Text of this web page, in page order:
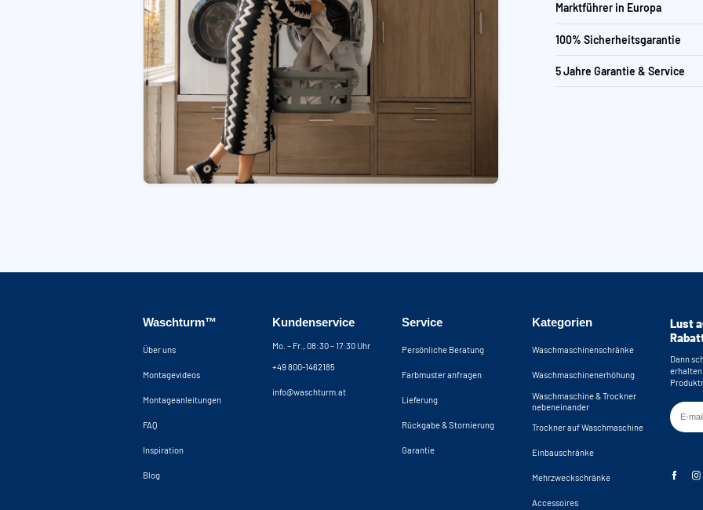
Marktführer in Europa
100% Sicherheitsgarantie
5 Jahre Garantie & Service
Waschturm™
Über uns
Montagevideos
Montageanleitungen
FAQ
Inspiration
Blog
Kundenservice
Mo. – Fr., 08:30 – 17:30 Uhr
+49 800-1462185
info@waschturm.at
Service
Persönliche Beratung
Farbmuster anfragen
Lieferung
Rückgabe & Stornierung
Garantie
Kategorien
Waschmaschinenschränke
Waschmaschinenerhöhung
Waschmaschine & Trockner
nebeneinander
Trockner auf Waschmaschine
Einbauschränke
Mehrzweckschränke
Accessoires
Lust
Dann
erhalten